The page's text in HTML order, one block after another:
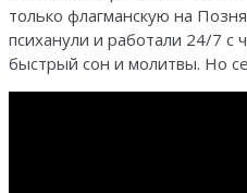
только флагманскую на
психанули и работали 24/7 с
быстрый сон и молитвы. Но